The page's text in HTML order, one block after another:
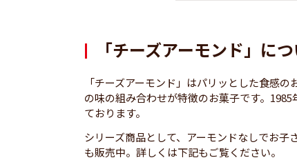
「チーズアーモンド」に
「チーズアーモンド」はパリッとした食感
の味の組み合わせが特徴のお菓子です。
ております。
シリーズ商品として、アーモンドなしでお
も販売中。詳しくは下記もご覧ください。